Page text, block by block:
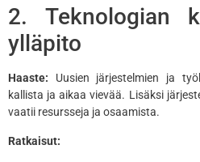
2. Teknologian
ylläpito
Haaste: Uusien järjestelmien ja
kallista ja aikaa vievää. Lisäksi
vaatii resursseja ja osaamista.
Ratkaisut: